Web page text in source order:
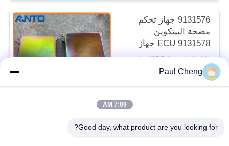
9131576 جهاز تحكم
مضخة البيتكوين
9131578 ECU جهاز
تحكم محرك لـ HITACHI
EX120-3 جهاز تحكم حفر
قابل للتفاوض MOQ:1 قطعة
الاتصال
Paul Cheng
7:09 AM
Good day, what product are you looking for?